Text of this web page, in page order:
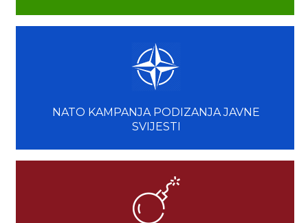
NATO KAMPANJA PODIZANJA JAVNE
SVIJESTI